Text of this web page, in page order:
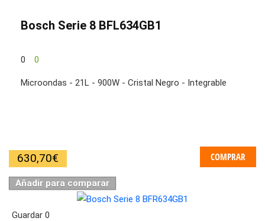
Bosch Serie 8 BFL634GB1
0 0
Microondas - 21L - 900W - Cristal Negro - Integrable
630,70€ COMPRAR
Añadir para comparar
Guardar 0